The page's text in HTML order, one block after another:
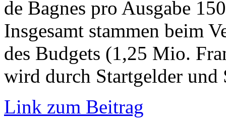
de Bagnes pro Ausgabe
Insgesamt stammen beim
des Budgets (1,25 Mio.
wird durch Startgelder und
Link zum Beitrag